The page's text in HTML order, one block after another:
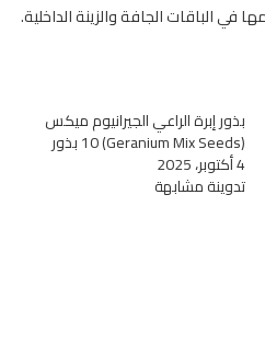
في الباقات الجافة والزينة الداخلية.
بذور إبرة الراعي الجيرانيوم ميكس
(Geranium Mix Seeds) 10 بذور
4 أكتوبر، 2025
تدوينة مشابهة